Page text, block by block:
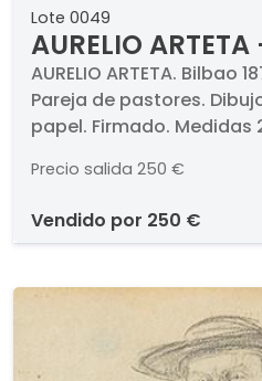
Lote 0049
AURELIO
pastores
AURELIO ARTETA. Bilbao 1879 -Méjico
Pareja de pastores.
papel. Firmado. Medidas
Precio salida 250 €
vendido por 250 €